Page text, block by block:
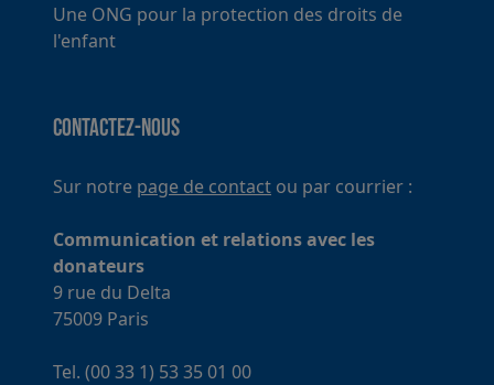
Une ONG pour la protection des droits de
l'enfant
Contactez-nous
Sur notre page de contact ou par courrier :
Communication et relations avec les
donateurs
9 rue du Delta
75009 Paris
Tel. (00 33 1) 53 35 01 00